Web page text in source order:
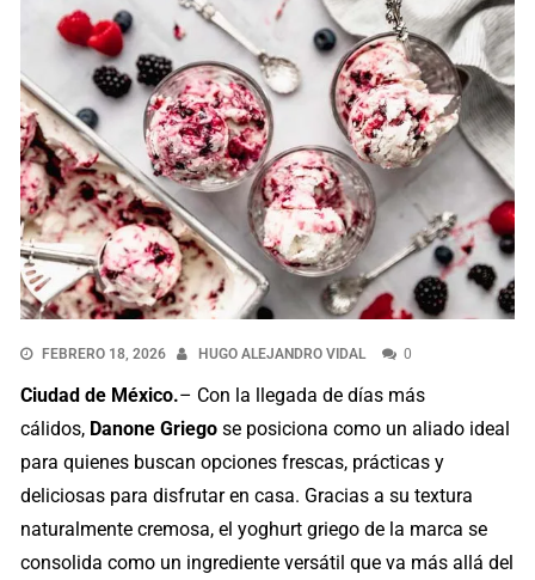
FEBRERO 18, 2026 HUGO ALEJANDRO VIDAL 0
Ciudad de México.– Con la llegada de días más
cálidos, Danone Griego se posiciona como un aliado ideal
para quienes buscan opciones frescas, prácticas y
deliciosas para disfrutar en casa. Gracias a su textura
naturalmente cremosa, el yoghurt griego de la marca se
consolida como un ingrediente versátil que va más allá del